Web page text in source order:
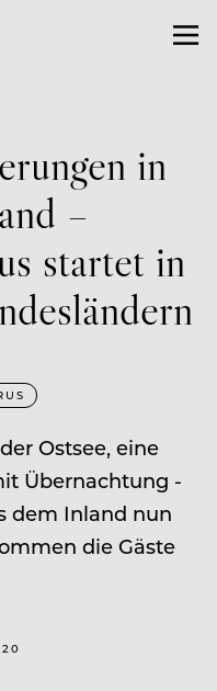
in
–
startet in
Ostsee, eine
Übernachtung -
dem Inland nun
die Gäste